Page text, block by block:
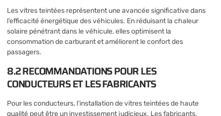
Les vitres teintées représentent une avancée significative dans
l’efficacité énergétique des véhicules. En réduisant la chaleur
solaire pénétrant dans le véhicule, elles optimisent la
consommation de carburant et améliorent le confort des
passagers.
8.2 RECOMMANDATIONS POUR LES
CONDUCTEURS ET LES FABRICANTS
Pour les conducteurs, l’installation de vitres teintées de haute
qualité peut être un investissement judicieux. Les fabricants,